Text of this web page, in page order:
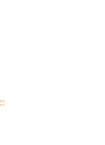
Next
››